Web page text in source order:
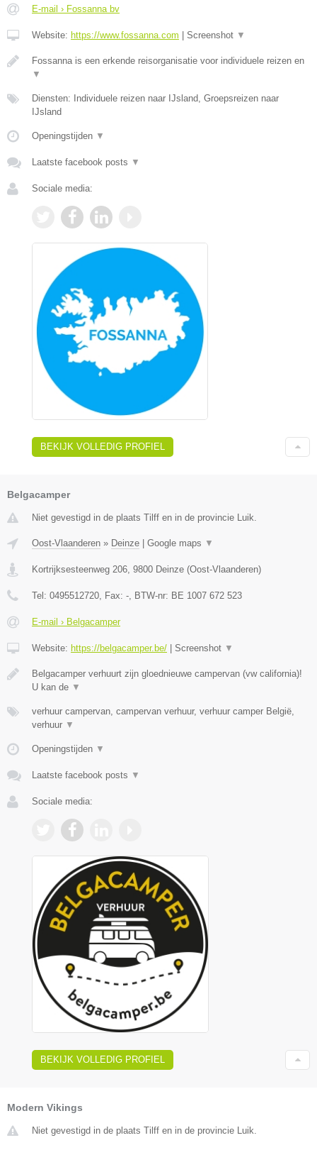
E-mail › Fossanna bv
Website: https://www.fossanna.com Screenshot ▼
Fossanna is een erkende reisorganisatie voor individuele reizen en
▼
Diensten: Individuele reizen naar IJsland, Groepsreizen naar
IJsland
Openingstijden ▼
Laatste facebook posts ▼
Sociale media:
BEKIJK VOLLEDIG PROFIEL
Belgacamper
Niet gevestigd in de plaats Tilff en in de provincie Luik.
Oost-Vlaanderen » Deinze Google maps ▼
Kortrijksesteenweg 206, 9800 Deinze (Oost-Vlaanderen)
Tel: 0495512720, Fax: -, BTW-nr: BE 1007 672 523
E-mail › Belgacamper
Website: https://belgacamper.be/ Screenshot ▼
Belgacamper verhuurt zijn gloednieuwe campervan (vw california)!
U kan de ▼
verhuur campervan, campervan verhuur, verhuur camper België,
verhuur ▼
Openingstijden ▼
Laatste facebook posts ▼
Sociale media:
BEKIJK VOLLEDIG PROFIEL
Modern Vikings
Niet gevestigd in de plaats Tilff en in de provincie Luik.